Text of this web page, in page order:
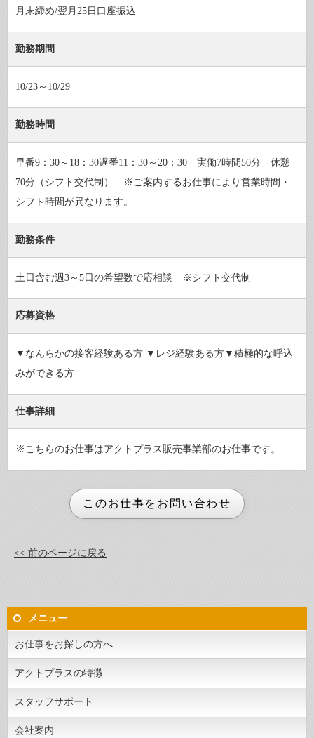
月末締め/翌月25日口座振込
勤務期間
10/23～10/29
勤務時間
早番9：30～18：30遅番11：30～20：30 実働7時間50分 休憩
70分（シフト交代制） ※ご案内するお仕事により営業時間・
シフト時間が異なります。
勤務条件
土日含む週3～5日の希望数で応相談 ※シフト交代制
応募資格
▼なんらかの接客経験ある方 ▼レジ経験ある方▼積極的な呼込
みができる方
仕事詳細
※こちらのお仕事はアクトプラス販売事業部のお仕事です。
<< 前のページに戻る
メニュー
お仕事をお探しの方へ
アクトプラスの特徴
スタッフサポート
会社案内